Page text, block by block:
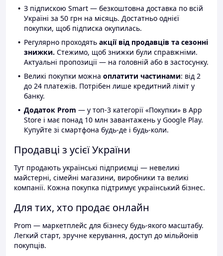
З підпискою Smart — безкоштовна доставка по всій
Україні за 50 грн на місяць. Достатньо однієї
покупки, щоб підписка окупилась.
Регулярно проходять акції від продавців та сезонні
знижки. Стежимо, щоб знижки були справжніми.
Актуальні пропозиції — на головній або в застосунку.
Великі покупки можна оплатити частинами: від 2
до 24 платежів. Потрібен лише кредитний ліміт у
банку.
Додаток Prom — у топ-3 категорії «Покупки» в App
Store і має понад 10 млн завантажень у Google Play.
Купуйте зі смартфона будь-де і будь-коли.
Продавці з усієї України
Тут продають українські підприємці — невеликі
майстерні, сімейні магазини, виробники та великі
компанії. Кожна покупка підтримує український бізнес.
Для тих, хто продає онлайн
Prom — маркетплейс для бізнесу будь-якого масштабу.
Легкий старт, зручне керування, доступ до мільйонів
покупців.